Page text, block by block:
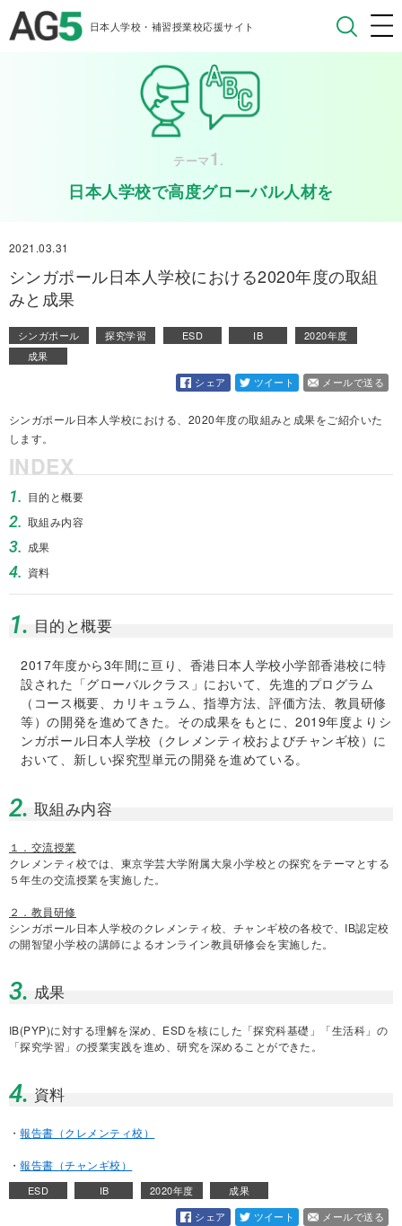
日本人学校・補習授業校応援サイト
テーマ1 .
日本人学校で高度グローバル人材を
2021.03.31
シンガポール日本人学校における2020年度の取組
みと成果
シンガポール 探究学習 ESD IB
2020年度
成果
シェア
ツイート メールで送る
シンガポール日本人学校における、2020年度の取組みと成果をご紹介いた
します。
INDEX
1. 目的と概要
2. 取組み内容
3. 成果
4. 資料
1. 目的と概要
2017年度から3年間に亘り、香港日本人学校小学部香港校に特
設された「グローバルクラス」において、先進的プログラム
（コース概要、カリキュラム、指導方法、評価方法、教員研修
等）の開発を進めてきた。その成果をもとに、2019年度よりシ
ンガポール日本人学校（クレメンティ校およびチャンギ校）に
おいて、新しい探究型単元の開発を進めている。
2. 取組み内容
１．交流授業
クレメンティ校では、東京学芸大学附属大泉小学校との探究をテーマとする
５年生の交流授業を実施した。
２．教員研修
シンガポール日本人学校のクレメンティ校、チャンギ校の各校で、IB認定校
の開智望小学校の講師によるオンライン教員研修会を実施した。
3. 成果
IB(PYP)に対する理解を深め、ESDを核にした「探究科基礎」「生活科」の
「探究学習」の授業実践を進め、研究を深めることができた。
4. 資料
・報告書（クレメンティ校）
・報告書（チャンギ校）
ESD IB 2020年度
成果
シェア
ツイート メールで送る